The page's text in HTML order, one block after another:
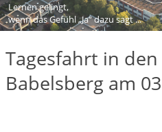
Lernen gelingt,
wenn das Gefühl „Ja“ dazu sagt ...
Tagesfahrt in
Babelsberg am